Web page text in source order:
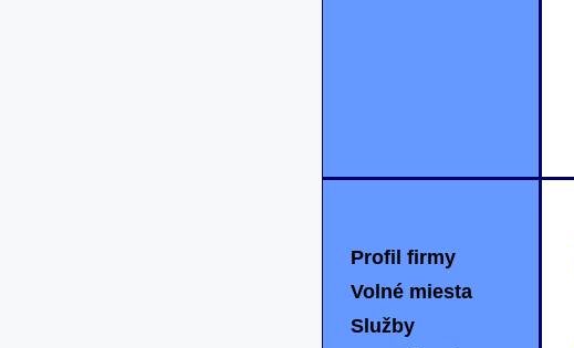
Profil firmy
Volné miesta
Služby